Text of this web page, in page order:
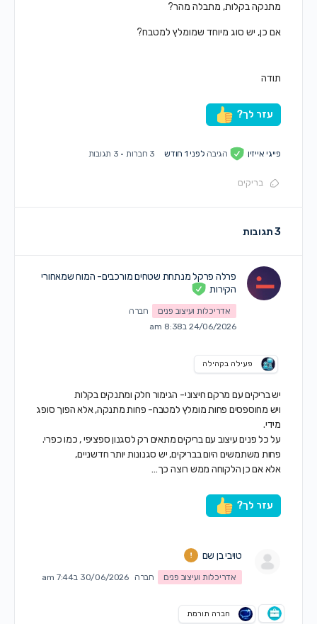
מתנקה בקלות, מתבלה מהר?
אם כן, יש סוג מיוחד שמומלץ למטבח?
תודה
עזר לך?
פייגי אייזין הגיבהלפני 1 חודש 3 חברות · 3 תגובות
בריקים
3 תגובות
פרלה פרקל מנתחת שטחים מורכבים- המוח שמאחורי
הקירות
אדריכלות ועיצוב פנים
חברה
24/06/2026 ב8:38 am
פעילה בקהילה
יש בריקים עם מרקם חיצוני- הגימור חלק ומתנקים בקלות
ויש מחוספסים פחות מומלץ למטבח- פחות מתנקה, אלא הפוך סופג
מידי.
על כל פנים עיצוב עם בריקים מתאים רק לסגנון ספציפי , כמו כפרי.
פחות משתמשים היום בבריקים, יש סגנונות יותר חדשניים,
אלא אם כן הלקוחה ממש רוצה כך…
עזר לך?
טויבי בן שם
אדריכלות ועיצוב פנים חברה 30/06/2026 ב7:44 am
חברה תורמת